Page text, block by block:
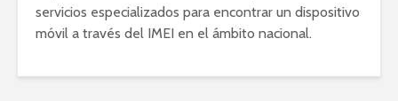
servicios especializados para encontrar un dispositivo
móvil a través del IMEI en el ámbito nacional.